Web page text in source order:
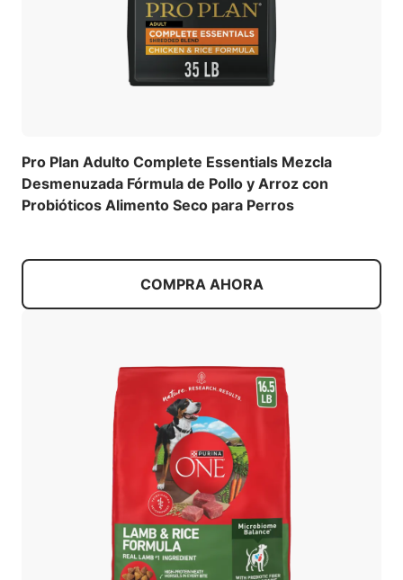
Pro Plan Adulto Complete Essentials Mezcla
Desmenuzada Fórmula de Pollo y Arroz con
Probióticos Alimento Seco para Perros
COMPRA AHORA